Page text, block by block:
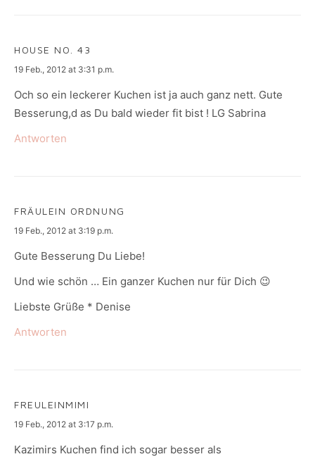
HOUSE NO. 43
says:
19 Feb., 2012 at 3:31 p.m.
Och so ein leckerer Kuchen ist ja auch ganz nett. Gute
Besserung,d as Du bald wieder fit bist ! LG Sabrina
Antworten
FRÄULEIN ORDNUNG
says:
19 Feb., 2012 at 3:19 p.m.
Gute Besserung Du Liebe!
Und wie schön … Ein ganzer Kuchen nur für Dich 😉
Liebste Grüße * Denise
Antworten
FREULEINMIMI
says:
19 Feb., 2012 at 3:17 p.m.
Kazimirs Kuchen find ich sogar besser als